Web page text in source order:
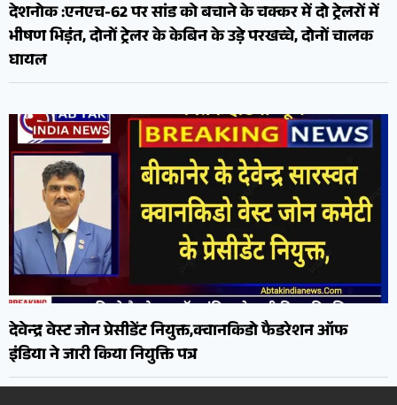
देशनोक :एनएच-62 पर सांड को बचाने के चक्कर में दो ट्रेलरों में
भीषण भिड़ंत, दोनों ट्रेलर के केबिन के उड़े परखच्चे, दोनों चालक
घायल
देवेन्द्र वेस्ट जोन प्रेसीडेंट नियुक्त,क्वानकिडो फैडरेशन ऑफ
इंडिया ने जारी किया नियुक्ति पत्र